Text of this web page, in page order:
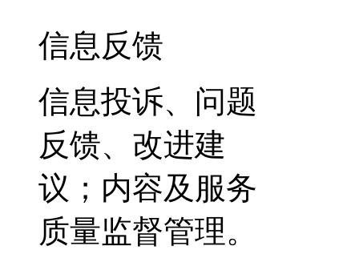
信息反馈
信息投诉、问题
反馈、改进建
议；内容及服务
质量监督管理。